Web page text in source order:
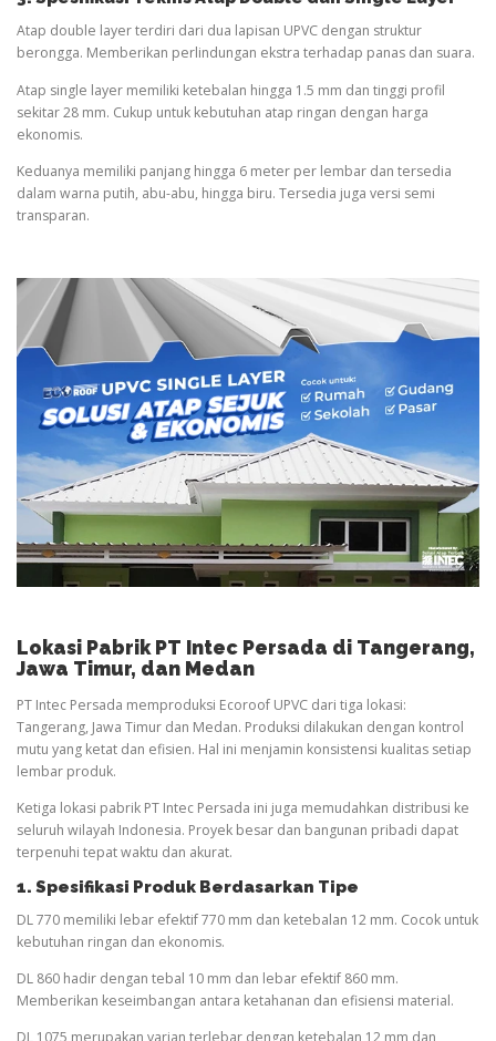
Atap double layer terdiri dari dua lapisan UPVC dengan struktur
berongga. Memberikan perlindungan ekstra terhadap panas dan suara.
Atap single layer memiliki ketebalan hingga 1.5 mm dan tinggi profil
sekitar 28 mm. Cukup untuk kebutuhan atap ringan dengan harga
ekonomis.
Keduanya memiliki panjang hingga 6 meter per lembar dan tersedia
dalam warna putih, abu-abu, hingga biru. Tersedia juga versi semi
transparan.
Lokasi Pabrik PT Intec Persada di Tangerang,
Jawa Timur, dan Medan
PT Intec Persada memproduksi Ecoroof UPVC dari tiga lokasi:
Tangerang, Jawa Timur dan Medan. Produksi dilakukan dengan kontrol
mutu yang ketat dan efisien. Hal ini menjamin konsistensi kualitas setiap
lembar produk.
Ketiga lokasi pabrik PT Intec Persada ini juga memudahkan distribusi ke
seluruh wilayah Indonesia. Proyek besar dan bangunan pribadi dapat
terpenuhi tepat waktu dan akurat.
1. Spesifikasi Produk Berdasarkan Tipe
DL 770 memiliki lebar efektif 770 mm dan ketebalan 12 mm. Cocok untuk
kebutuhan ringan dan ekonomis.
DL 860 hadir dengan tebal 10 mm dan lebar efektif 860 mm.
Memberikan keseimbangan antara ketahanan dan efisiensi material.